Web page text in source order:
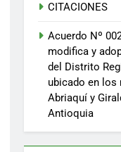
CITACIONES
Acuerdo Nº
modifica y
del Distrito
ubicado en los
Abriaquí y
Antioquia